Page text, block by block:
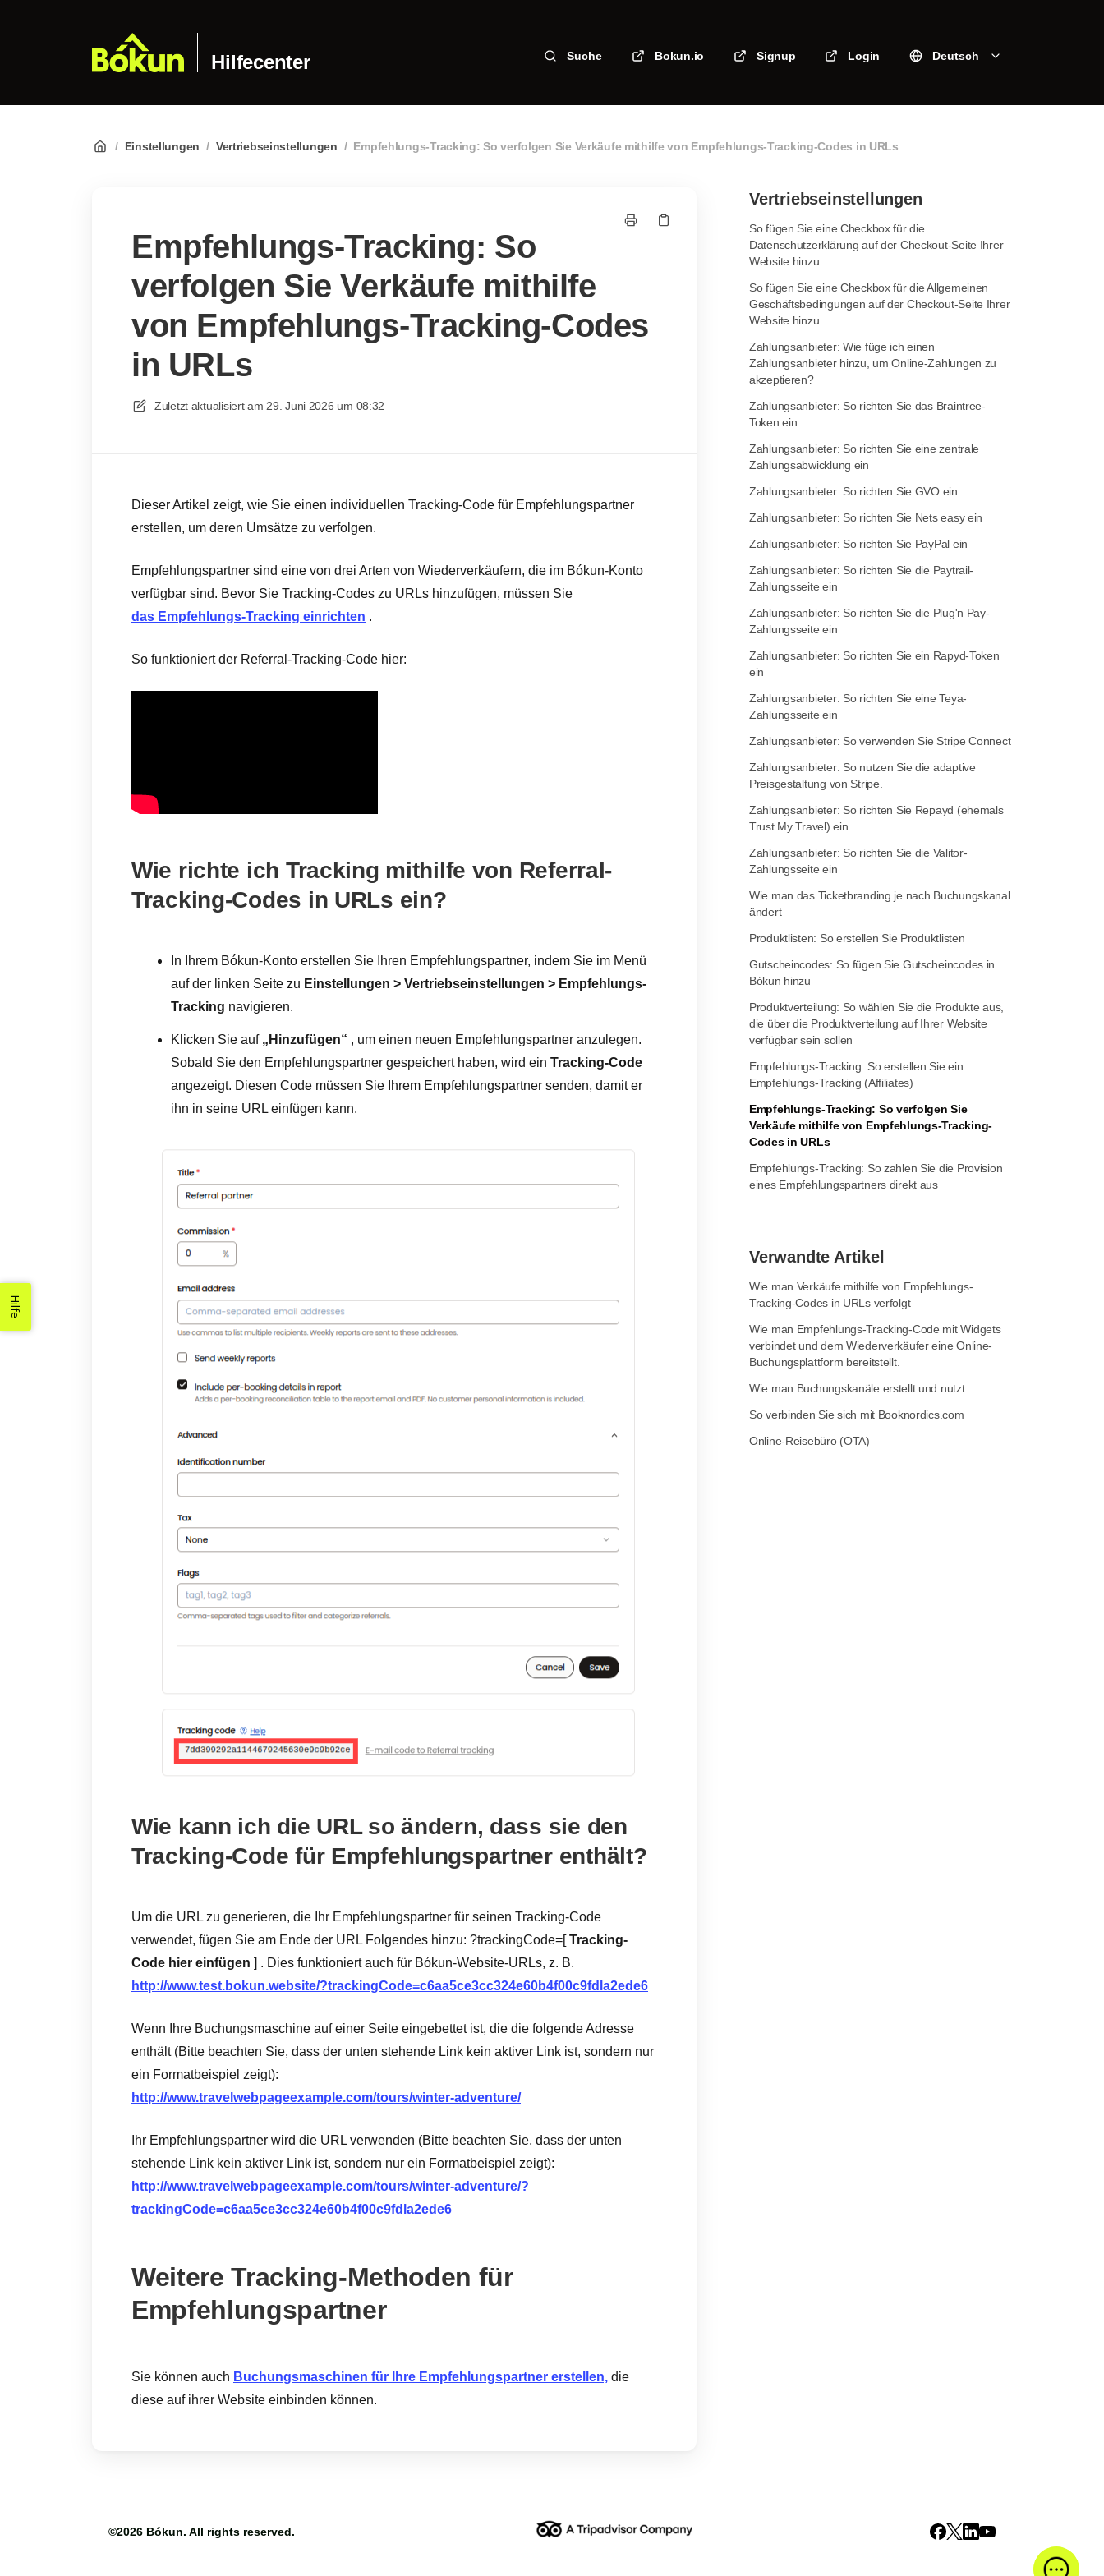
Hilfecenter Suche Bokun.io Signup Login Deutsch
/ Einstellungen / Vertriebseinstellungen / Empfehlungs-Tracking: So verfolgen Sie Verkäufe mithilfe von Empfehlungs-Tracking-Codes in URLs
Empfehlungs-Tracking: So
verfolgen Sie Verkäufe mithilfe
von Empfehlungs-Tracking-Codes
in URLs
Zuletzt aktualisiert am 29. Juni 2026 um 08:32
Dieser Artikel zeigt, wie Sie einen individuellen Tracking-Code für Empfehlungspartner
erstellen, um deren Umsätze zu verfolgen.
Empfehlungspartner sind eine von drei Arten von Wiederverkäufern, die im Bókun-Konto
verfügbar sind. Bevor Sie Tracking-Codes zu URLs hinzufügen, müssen Sie
das Empfehlungs-Tracking einrichten .
So funktioniert der Referral-Tracking-Code hier:
Wie richte ich Tracking mithilfe von Referral-
Tracking-Codes in URLs ein?
In Ihrem Bókun-Konto erstellen Sie Ihren Empfehlungspartner, indem Sie im Menü
auf der linken Seite zu Einstellungen > Vertriebseinstellungen > Empfehlungs-
Tracking navigieren.
Klicken Sie auf „Hinzufügen“ , um einen neuen Empfehlungspartner anzulegen.
Sobald Sie den Empfehlungspartner gespeichert haben, wird ein Tracking-Code
angezeigt. Diesen Code müssen Sie Ihrem Empfehlungspartner senden, damit er
ihn in seine URL einfügen kann.
Wie kann ich die URL so ändern, dass sie den
Tracking-Code für Empfehlungspartner enthält?
Um die URL zu generieren, die Ihr Empfehlungspartner für seinen Tracking-Code
verwendet, fügen Sie am Ende der URL Folgendes hinzu: ?trackingCode=[Tracking-
Code hier einfügen ] . Dies funktioniert auch für Bókun-Website-URLs, z. B.
http://www.test.bokun.website/?trackingCode=c6aa5ce3cc324e60b4f00c9fdla2ede6
Wenn Ihre Buchungsmaschine auf einer Seite eingebettet ist, die die folgende Adresse
enthält (Bitte beachten Sie, dass der unten stehende Link kein aktiver Link ist, sondern nur
ein Formatbeispiel zeigt):
http://www.travelwebpageexample.com/tours/winter-adventure/
Ihr Empfehlungspartner wird die URL verwenden (Bitte beachten Sie, dass der unten
stehende Link kein aktiver Link ist, sondern nur ein Formatbeispiel zeigt):
http://www.travelwebpageexample.com/tours/winter-adventure/?
trackingCode=c6aa5ce3cc324e60b4f00c9fdla2ede6
Weitere Tracking-Methoden für
Empfehlungspartner
Sie können auch Buchungsmaschinen für Ihre Empfehlungspartner erstellen, die
diese auf ihrer Website einbinden können.
Vertriebseinstellungen
So fügen Sie eine Checkbox für die
Datenschutzerklärung auf der Checkout-Seite Ihrer
Website hinzu
So fügen Sie eine Checkbox für die Allgemeinen
Geschäftsbedingungen auf der Checkout-Seite Ihrer
Website hinzu
Zahlungsanbieter: Wie füge ich einen
Zahlungsanbieter hinzu, um Online-Zahlungen zu
akzeptieren?
Zahlungsanbieter: So richten Sie das Braintree-
Token ein
Zahlungsanbieter: So richten Sie eine zentrale
Zahlungsabwicklung ein
Zahlungsanbieter: So richten Sie GVO ein
Zahlungsanbieter: So richten Sie Nets easy ein
Zahlungsanbieter: So richten Sie PayPal ein
Zahlungsanbieter: So richten Sie die Paytrail-
Zahlungsseite ein
Zahlungsanbieter: So richten Sie die Plug'n Pay-
Zahlungsseite ein
Zahlungsanbieter: So richten Sie ein Rapyd-Token
ein
Zahlungsanbieter: So richten Sie eine Teya-
Zahlungsseite ein
Zahlungsanbieter: So verwenden Sie Stripe Connect
Zahlungsanbieter: So nutzen Sie die adaptive
Preisgestaltung von Stripe.
Zahlungsanbieter: So richten Sie Repayd (ehemals
Trust My Travel) ein
Zahlungsanbieter: So richten Sie die Valitor-
Zahlungsseite ein
Wie man das Ticketbranding je nach Buchungskanal
ändert
Produktlisten: So erstellen Sie Produktlisten
Gutscheincodes: So fügen Sie Gutscheincodes in
Bókun hinzu
Produktverteilung: So wählen Sie die Produkte aus,
die über die Produktverteilung auf Ihrer Website
verfügbar sein sollen
Empfehlungs-Tracking: So erstellen Sie ein
Empfehlungs-Tracking (Affiliates)
Empfehlungs-Tracking: So verfolgen Sie
Verkäufe mithilfe von Empfehlungs-Tracking-
Codes in URLs
Empfehlungs-Tracking: So zahlen Sie die Provision
eines Empfehlungspartners direkt aus
Verwandte Artikel
Wie man Verkäufe mithilfe von Empfehlungs-
Tracking-Codes in URLs verfolgt
Wie man Empfehlungs-Tracking-Code mit Widgets
verbindet und dem Wiederverkäufer eine Online-
Buchungsplattform bereitstellt.
Wie man Buchungskanäle erstellt und nutzt
So verbinden Sie sich mit Booknordics.com
Online-Reisebüro (OTA)
©2026 Bókun. All rights reserved.
Hilfe